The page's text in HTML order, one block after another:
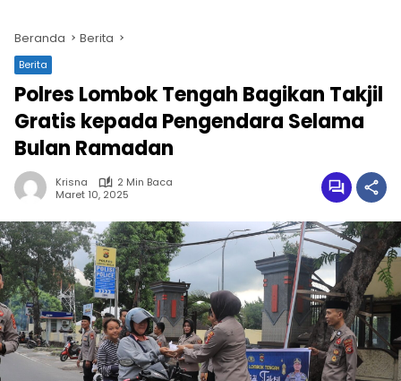
Beranda Berita
Berita
Polres Lombok Tengah Bagikan Takjil
Gratis kepada Pengendara Selama
Bulan Ramadan
Krisna
2 Min Baca
Maret 10, 2025